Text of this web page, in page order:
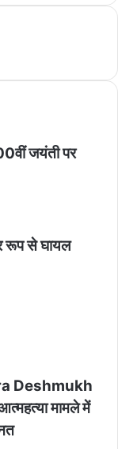
जयंती पर
रूप से घायल
Deshmukh
मामले में